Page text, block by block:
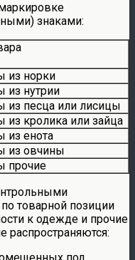
знаками:
из норки
нутрии
песца или лисицы
кролика или зайца
из енота
из овчины
прочие
товарной позиции
к одежде и прочие
распространяются: